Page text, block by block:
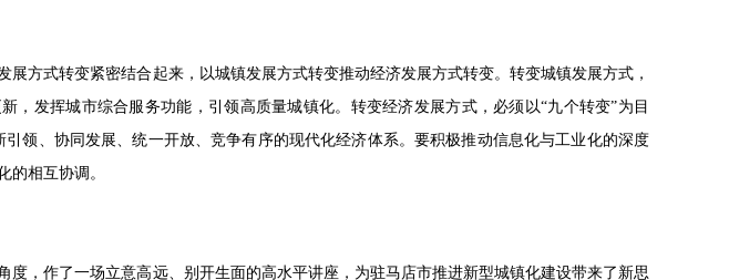
方式转变紧密结合起来，以城镇发展方式转变推动经济发展方式转变。转变城镇发展方式，
，发挥城市综合服务功能，引领高质量城镇化。转变经济发展方式，必须以“九个转变”为目
领、协同发展、统一开放、竞争有序的现代化经济体系。要积极推动信息化与工业化的深度
的相互协调。
度，作了一场立意高远、别开生面的高水平讲座，为驻马店市推进新型城镇化建设带来了新思